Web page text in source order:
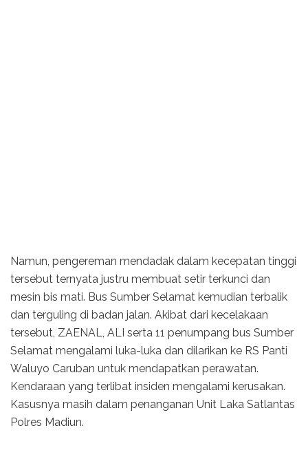
Namun, pengereman mendadak dalam kecepatan tinggi
tersebut ternyata justru membuat setir terkunci dan
mesin bis mati. Bus Sumber Selamat kemudian terbalik
dan terguling di badan jalan. Akibat dari kecelakaan
tersebut, ZAENAL, ALI serta 11 penumpang bus Sumber
Selamat mengalami luka-luka dan dilarikan ke RS Panti
Waluyo Caruban untuk mendapatkan perawatan.
Kendaraan yang terlibat insiden mengalami kerusakan.
Kasusnya masih dalam penanganan Unit Laka Satlantas
Polres Madiun.